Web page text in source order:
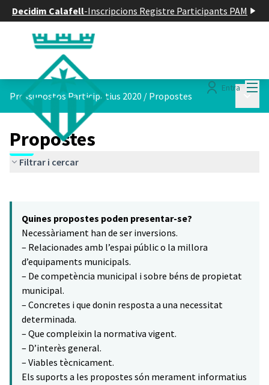
Decidim Calafell-Inscripcions Registre Participants PAM
Entra
Pressupostos Participatius 2020 / Propostes
Propostes
Filtrar i cercar
−
Quines propostes poden presentar-se?
Necessàriament han de ser inversions.
– Relacionades amb l’espai públic o la millora
d’equipaments municipals.
– De competència municipal i sobre béns de propietat
municipal.
– Concretes i que donin resposta a una necessitat
determinada.
– Que compleixin la normativa vigent.
– D’interès general.
– Viables tècnicament.
Els suports a les propostes són merament informatius